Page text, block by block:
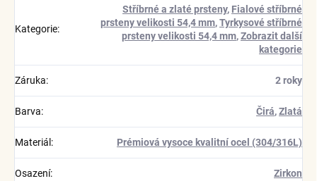
Kategorie:
Stříbrné a zlaté prsteny, Fialové stříbrné
prsteny velikosti 54,4 mm,Tyrkysové stříbrné
prsteny velikosti 54,4 mm,Zobrazit další
kategorie
Záruka: 2 roky
Barva: Čirá,Zlatá
Materiál : Prémiová vysoce kvalitní ocel (304/316L)
Osazení: Zirkon